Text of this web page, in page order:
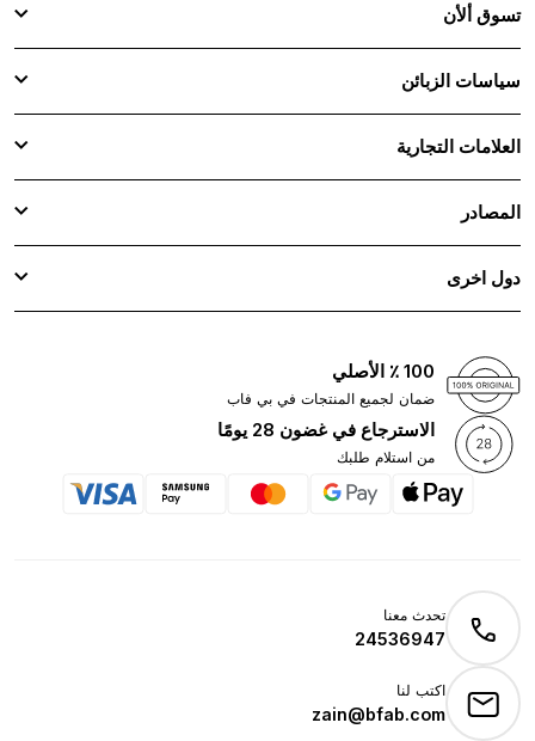
تسوق ألأن
سياسات الزبائن
العلامات التجارية
المصادر
دول اخرى
100 ٪ الأصلي
ضمان لجميع المنتجات في بي فاب
الاسترجاع في غضون 28 يومًا
من استلام طلبك
تحدث معنا
24536947
اكتب لنا
zain@bfab.com